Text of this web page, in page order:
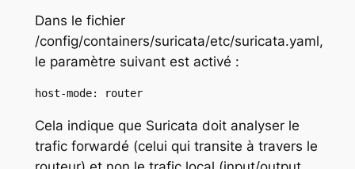
Dans le fichier
/config/containers/suricata/etc/suricata.yaml,
le paramètre suivant est activé :
host-mode: router
Cela indique que Suricata doit analyser le
trafic forwardé (celui qui transite à travers le